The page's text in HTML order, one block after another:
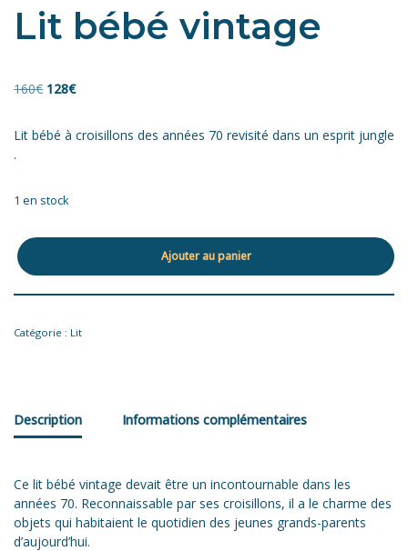
Lit bébé vintage
160€ 128€
Lit bébé à croisillons des années 70 revisité dans un esprit jungle
.
1 en stock
Ajouter au panier
Catégorie : Lit
Description Informations complémentaires
Ce lit bébé vintage devait être un incontournable dans les
années 70. Reconnaissable par ses croisillons, il a le charme des
objets qui habitaient le quotidien des jeunes grands-parents
d’aujourd’hui.